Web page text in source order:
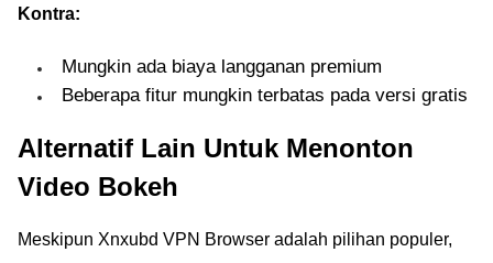
Kontra:
Mungkin ada biaya langganan premium
Beberapa fitur mungkin terbatas pada versi gratis
Alternatif Lain Untuk Menonton
Video Bokeh
Meskipun Xnxubd VPN Browser adalah pilihan populer,